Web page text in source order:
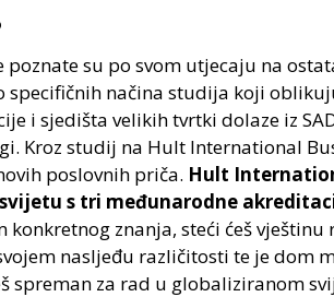
poznate su po svom utjecaju na
specifičnih načina studija koji
i sjedišta velikih tvrtki dolaze iz
Kroz studij na Hult International
poslovnih priča. Hult
s tri međunarodne
konkretnog znanja, steći ćeš
nasljeđu različitosti te je dom
spreman za rad u globaliziranom